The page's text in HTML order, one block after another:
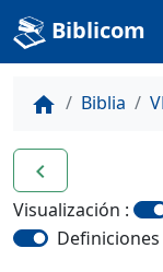
Biblicom
home Biblia
navigate_before
Visualización :
Definiciones